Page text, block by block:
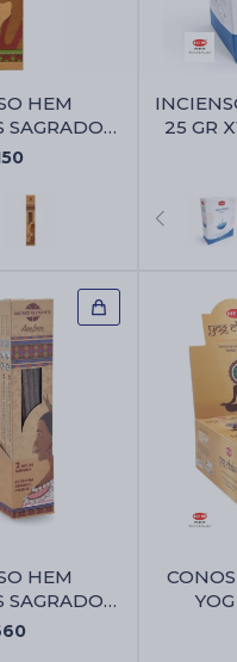
HEM
SAGRADOS
25 GR
HEM
SAGRADOS
- Ambar